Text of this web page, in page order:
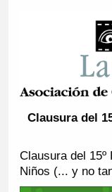
Clausura del
Clausura del
Niños (... y no